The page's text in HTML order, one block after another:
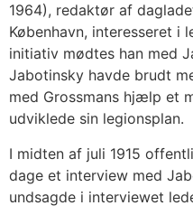
1964), redaktør af
København, interesseret i
initiativ mødtes han med
Jabotinsky havde brudt
med Grossmans hjælp et
udviklede sin legionsplan.
I midten af juli 1915
dage et interview med
undsagde i interviewet